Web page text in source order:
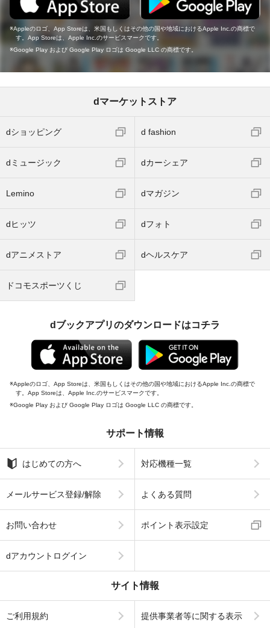
Appleのロゴ、App Storeは、米国もしくはその他の国や地域におけるApple Inc.の商標で
す。App Storeは、Apple Inc.のサービスマークです。
Google Play および Google Play ロゴは Google LLC の商標です。
dマーケットストア
dショッピング d fashion
dミュージック dカーシェア
Lemino dマガジン
dヒッツ dフォト
dアニメストア dヘルスケア
ドコモスポーツくじ
dブックアプリのダウンロードはコチラ
Appleのロゴ、App Storeは、米国もしくはその他の国や地域におけるApple Inc.の商標で
す。App Storeは、Apple Inc.のサービスマークです。
Google Play および Google Play ロゴは Google LLC の商標です。
サポート情報
はじめての方へ 対応機種一覧
メールサービス登録/解除 よくある質問
お問い合わせ ポイント表示設定
dアカウントログイン
サイト情報
ご利用規約 提供事業者等に関する表示